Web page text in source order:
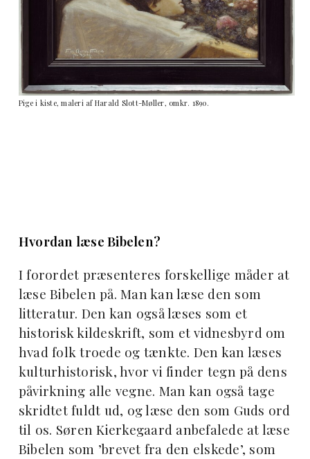
Pige i kiste, maleri af Harald Slott-Møller, omkr. 1890.
Hvordan læse Bibelen?
I forordet præsenteres forskellige måder at
læse Bibelen på. Man kan læse den som
litteratur. Den kan også læses som et
historisk kildeskrift, som et vidnesbyrd om
hvad folk troede og tænkte. Den kan læses
kulturhistorisk, hvor vi finder tegn på dens
påvirkning alle vegne. Man kan også tage
skridtet fuldt ud, og læse den som Guds ord
til os. Søren Kierkegaard anbefalede at læse
Bibelen som ’brevet fra den elskede’, som